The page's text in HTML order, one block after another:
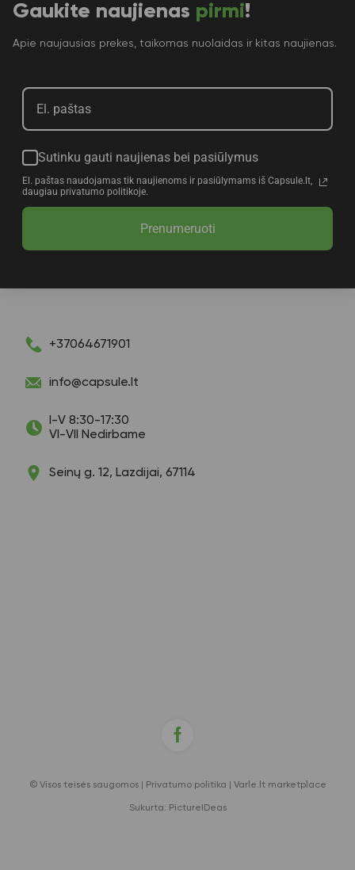
Gaukite naujienas pirmi!
Apie naujausias prekes, taikomas nuolaidas ir kitas naujienas.
Sutinku gauti naujienas bei pasiūlymus
El. paštas naudojamas tik naujienoms ir pasiūlymams iš Capsule.lt,
daugiau privatumo politikoje.
Prenumeruoti
+37064671901
info@capsule.lt
I-V 8:30-17:30
VI-VII Nedirbame
Seinų g. 12, Lazdijai, 67114
© Visos teisės saugomos | Privatumo politika Varle.lt marketplace
Sukurta: PictureIDeas